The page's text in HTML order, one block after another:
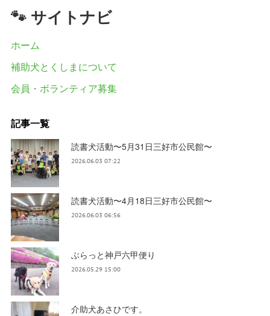
🐾 サイトナビ
ホーム
補助犬とくしまについて
会員・ボランティア募集
記事一覧
読書犬活動〜5月31日三好市公民館〜
2026.06.03 07:22
読書犬活動〜4月18日三好市公民館〜
2026.06.03 06:56
ぶらっと神戸六甲便り
2026.05.29 15:00
介助犬あさひです。